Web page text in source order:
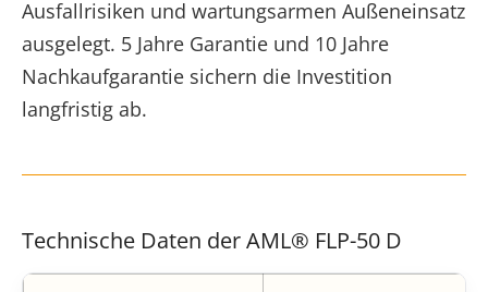
Ausfallrisiken und wartungsarmen Außeneinsatz
ausgelegt. 5 Jahre Garantie und 10 Jahre
Nachkaufgarantie sichern die Investition
langfristig ab.
Technische Daten der AML® FLP-50 D